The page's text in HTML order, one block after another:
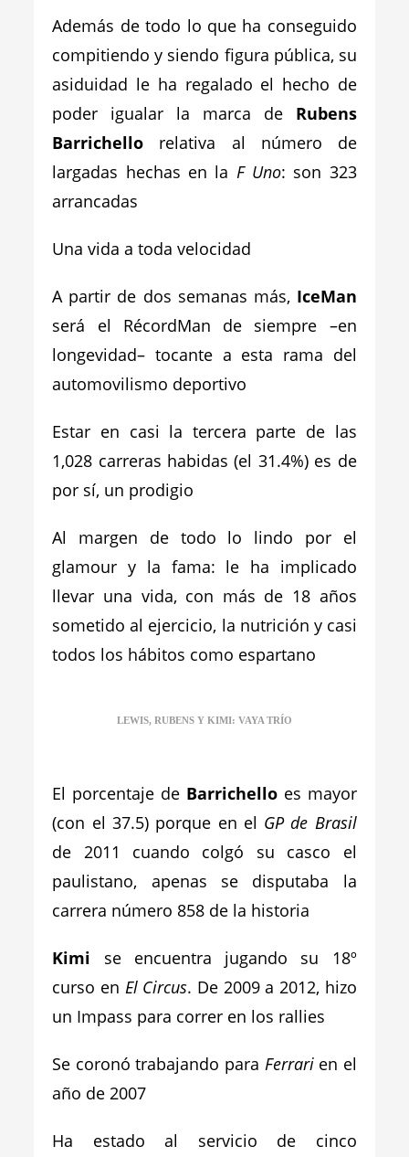
Además de todo lo que ha conseguido
compitiendo y siendo figura pública, su
asiduidad le ha regalado el hecho de
poder igualar la marca de Rubens
Barrichello relativa al número de
largadas hechas en la F Uno: son 323
arrancadas
Una vida a toda velocidad
A partir de dos semanas más, IceMan
será el RécordMan de siempre –en
longevidad– tocante a esta rama del
automovilismo deportivo
Estar en casi la tercera parte de las
1,028 carreras habidas (el 31.4%) es de
por sí, un prodigio
Al margen de todo lo lindo por el
glamour y la fama: le ha implicado
llevar una vida, con más de 18 años
sometido al ejercicio, la nutrición y casi
todos los hábitos como espartano
LEWIS, RUBENS Y KIMI: VAYA TRÍO
El porcentaje de Barrichelloes mayor
(con el 37.5) porque en el GP de Brasil
de 2011 cuando colgó su casco el
paulistano, apenas se disputaba la
carrera número 858 de la historia
Kimi se encuentra jugando su 18º
curso en El Circus. De 2009 a 2012, hizo
un Impass para correr en los rallies
Se coronó trabajando para Ferrarien el
año de 2007
Ha estado al servicio de cinco